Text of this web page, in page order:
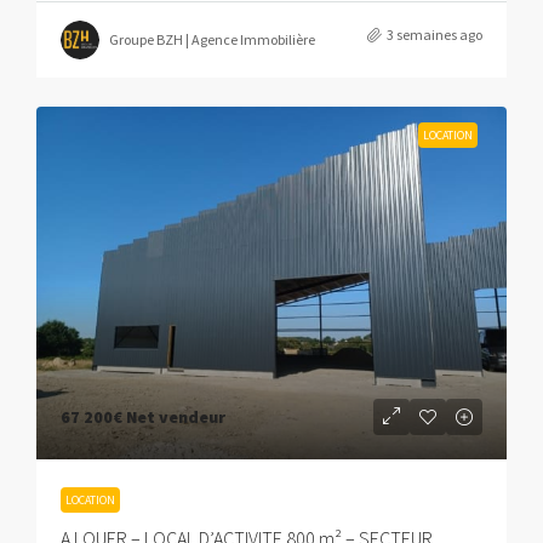
Groupe BZH | Agence Immobilière 3 semaines ago
LOCATION
67 200€ Net vendeur
LOCATION